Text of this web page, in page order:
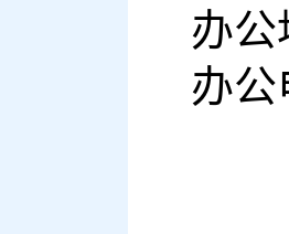
办公
办公